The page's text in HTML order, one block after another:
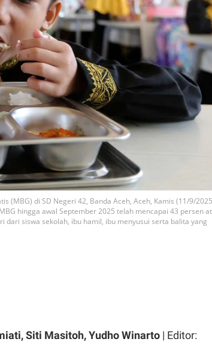
(MBG) di SD Negeri 42, Banda Aceh, Aceh, Kamis (11/9/
hingga awal September 2025 telah mencapai 43 persen
siswa sekolah, ibu hamil, ibu menyusui serta balita yang
Siti Masitoh, Yudho Winarto | Editor: